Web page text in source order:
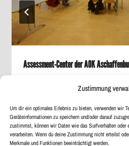
Zustimmung
Um dir ein optimales Erlebnis zu bieten, verwenden wir
Geräteinformationen zu speichern und/oder darauf
zustimmst, können wir Daten wie das Surfverhalten
verarbeiten. Wenn du deine Zustimmung nicht erteilst
Merkmale und Funktionen beeinträchtigt werden.
Assessment-Center der AOK